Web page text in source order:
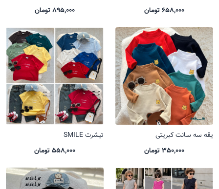
658,000 تومان
895,000 تومان
یقه سه سانت کبریتی
350,000 تومان
تیشرت SMILE
558,000 تومان